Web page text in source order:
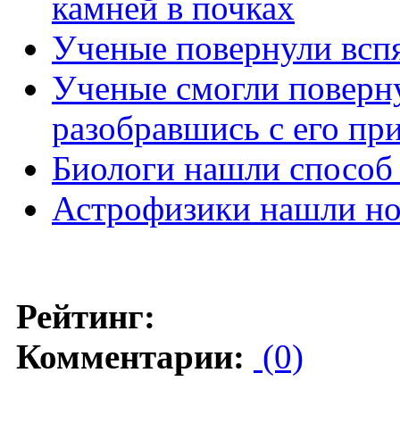
Ученые повернули
Ученые смогли
разобравшись с его
Биологи нашли
Астрофизики нашли
Рейтинг:
Комментарии: (0)